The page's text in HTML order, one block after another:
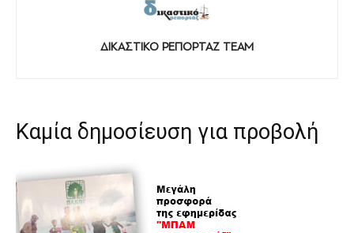
ΔΙΚΑΣΤΙΚΟ ΡΕΠΟΡΤΑΖ TEAM
Καμία δημοσίευση για προβολή